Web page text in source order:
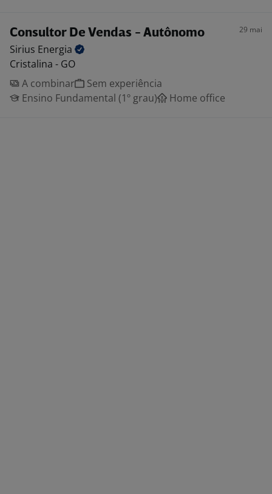
Consultor De Vendas - Autônomo 29 mai
Sirius Energia
Cristalina - GO
A combinar
Sem experiência
Ensino Fundamental (1º grau)
Home office